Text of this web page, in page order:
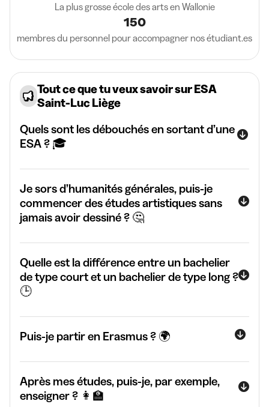
La plus grosse école des arts en Wallonie
150
membres du personnel pour accompagner nos étudiant.es
Tout ce que tu veux savoir sur ESA
Saint-Luc Liège
Quels sont les débouchés en sortant d’une
ESA ? 🎓
Je sors d’humanités générales, puis-je
commencer des études artistiques sans
jamais avoir dessiné ? 🤔
Quelle est la différence entre un bachelier
de type court et un bachelier de type long ?
🕒
Puis-je partir en Erasmus ? 🌍
Après mes études, puis-je, par exemple,
enseigner ? 👩‍🏫